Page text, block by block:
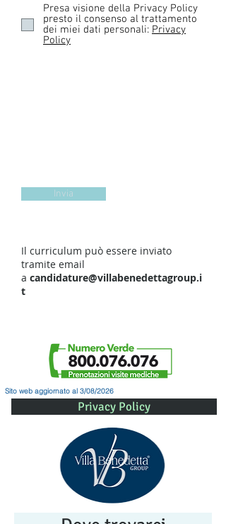
Presa visione della Privacy Policy
presto il consenso al trattamento
dei miei dati personali: Privacy
Policy
Invia
Il curriculum può essere inviato
tramite email
a candidature@villabenedettagroup.i
t
Sito web aggiornato al 3/08/2026
Privacy Policy